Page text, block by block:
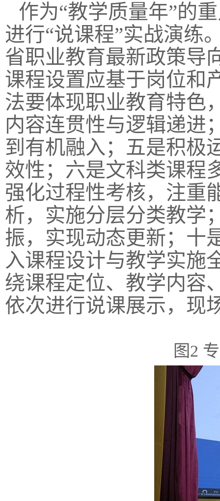
作为“教学质量年”的
进行“说课程”实战演练
省职业教育最新政策导
课程设置应基于岗位和
法要体现职业教育特色
内容连贯性与逻辑递进
到有机融入；五是积极
效性；六是文科类课程
强化过程性考核，注重
析，实施分层分类教学
振，实现动态更新；十
入课程设计与教学实施
绕课程定位、教学内容
依次进行说课展示，现
图2 专家